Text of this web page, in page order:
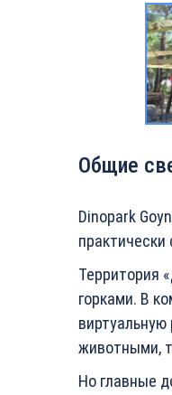
Общие
Dinopark
Территория
горками. В
животными,
Но главные